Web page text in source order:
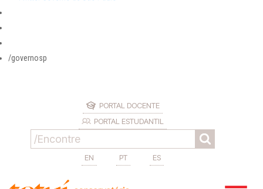
/governosp
PORTAL DOCENTE
PORTAL ESTUDANTIL
EN PT ES